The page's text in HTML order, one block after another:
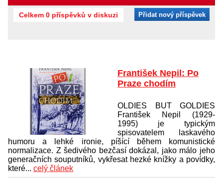
Celkem 0 příspěvků v diskuzi Přidat nový příspěvek
František Nepil: Po
Praze chodím
OLDIES BUT GOLDIES
František Nepil (1929-
1995) je typickým
spisovatelem laskavého
humoru a lehké ironie, píšící během komunistické
normalizace. Z šedivého bezčasí dokázal, jako málo jeho
generačních souputníků, vykřesat hezké knížky a povídky,
které... celý článek